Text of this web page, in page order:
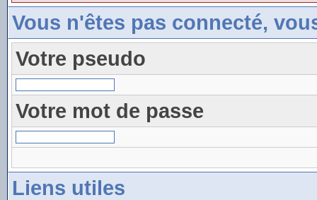
Vous n'êtes pas connecté,
Votre pseudo
Votre mot de passe
Liens utiles